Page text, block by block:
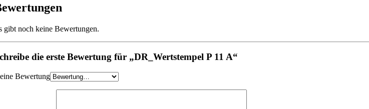
gibt noch keine Bewertungen.
die erste Bewertung für „DR_Wertstempel P 11 A“
Bewertung